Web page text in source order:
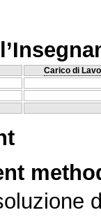
Carico di